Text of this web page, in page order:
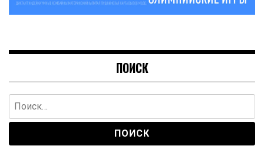
ПОИСК
Найти: